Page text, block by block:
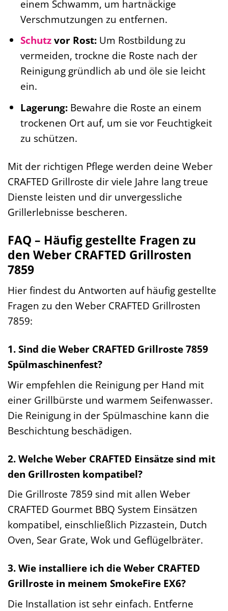
einem Schwamm, um hartnäckige
Verschmutzungen zu entfernen.
Schutzvor Rost:Um Rostbildung zu
vermeiden, trockne die Roste nach der
Reinigung gründlich ab und öle sie leicht
ein.
Lagerung:Bewahre die Roste an einem
trockenen Ort auf, um sie vor Feuchtigkeit
zu schützen.
Mit der richtigen Pflege werden deine Weber
CRAFTED Grillroste dir viele Jahre lang treue
Dienste leisten und dir unvergessliche
Grillerlebnisse bescheren.
FAQ – Häufig gestellte Fragen zu
den Weber CRAFTED Grillrosten
7859
Hier findest du Antworten auf häufig gestellte
Fragen zu den Weber CRAFTED Grillrosten
7859:
1. Sind die Weber CRAFTED Grillroste 7859
Spülmaschinenfest?
Wir empfehlen die Reinigung per Hand mit
einer Grillbürste und warmem Seifenwasser.
Die Reinigung in der Spülmaschine kann die
Beschichtung beschädigen.
2. Welche Weber CRAFTED Einsätze sind mit
den Grillrosten kompatibel?
Die Grillroste 7859 sind mit allen Weber
CRAFTED Gourmet BBQ System Einsätzen
kompatibel, einschließlich Pizzastein, Dutch
Oven, Sear Grate, Wok und Geflügelbräter.
3. Wie installiere ich die Weber CRAFTED
Grillroste in meinem SmokeFire EX6?
Die Installation ist sehr einfach. Entferne